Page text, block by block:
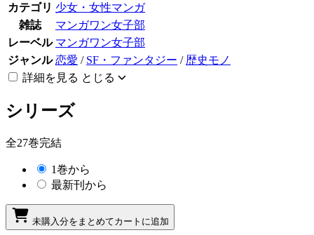
カテゴリ 少女・女性マンガ
雑誌
マンガワン女子部
レーベル マンガワン女子部
ジャンル 恋愛 / SF・ファンタジー / 歴史モノ
詳細を見る とじる
シリーズ
全27巻完結
1巻から
最新刊から
未購入分をまとめてカートに追加